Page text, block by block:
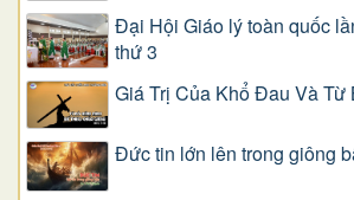
Đại Hội Giáo lý toàn quốc
thứ 3
Giá Trị Của Khổ Ðau Và Từ
Đức tin lớn lên trong giông